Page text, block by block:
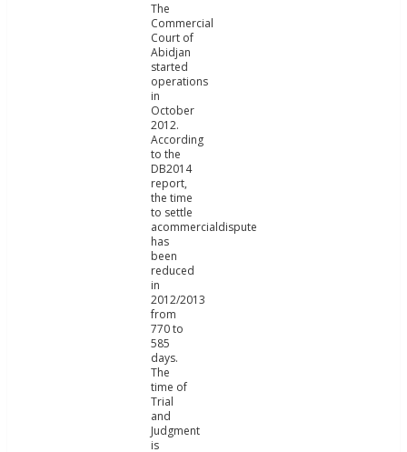
The
Commercial
Court of
Abidjan
started
operations
in
October
2012.
According
to the
DB2014
report,
the time
to settle
acommercialdispute
has
been
reduced
in
2012/2013
from
770 to
585
days.
The
time of
Trial
and
Judgment
is